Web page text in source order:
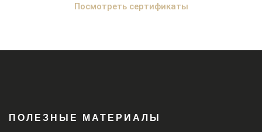
Посмотреть сертификаты
ПОЛЕЗНЫЕ МАТЕРИАЛЫ